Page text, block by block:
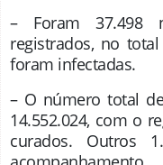
– Foram 37.498
registrados, no
foram infectadas.
– O número total
14.552.024, com o
curados. Outros